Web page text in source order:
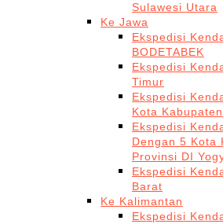
Sulawesi Utara
Ke Jawa
Ekspedisi
BODETABEK
Ekspedisi
Timur
Ekspedisi
Kota
Ekspedisi
Dengan 5 Kota
Provinsi DI
Ekspedisi
Barat
Ke Kalimantan
Ekspedisi